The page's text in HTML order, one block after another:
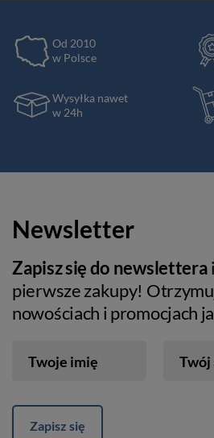
Od 2010
w Polsce
Wysyłka nawet
w 24h
Newsletter
Zapisz się do newslettera
pierwsze zakupy!
nowościach i promocjach
Twoje imię Twój
Zapisz się